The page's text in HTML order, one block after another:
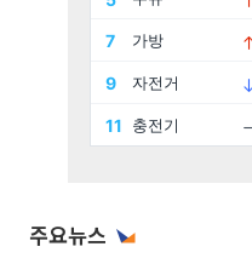
주요뉴스